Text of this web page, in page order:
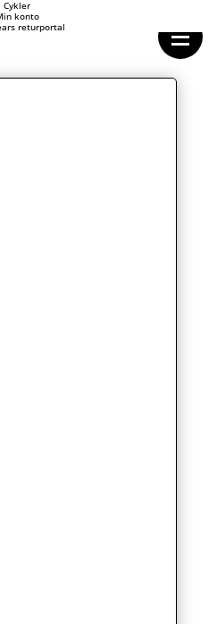
Cykler
konto
returportal